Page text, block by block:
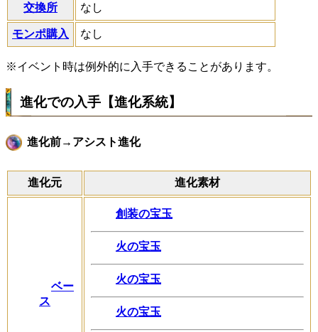
交換所 なし
モンポ購入 なし
※イベント時は例外的に入手できることがあります。
進化での入手【進化系統】
進化前→アシスト進化
進化元 進化素材
ベー
ス
創装の宝玉
火の宝玉
火の宝玉
火の宝玉